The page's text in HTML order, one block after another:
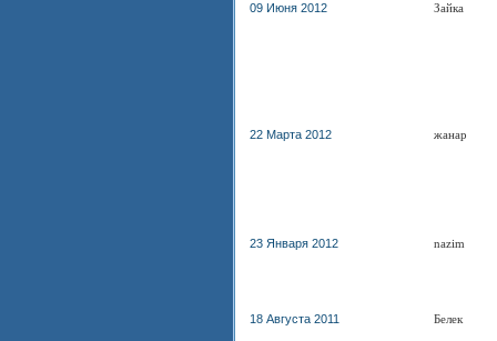
09 Июня 2012 Зайка
22 Марта 2012 жанар
23 Января 2012 nazim
18 Августа 2011 Белек